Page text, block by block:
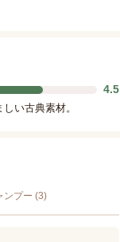
4.5
い古典素材。
ンプー (3)